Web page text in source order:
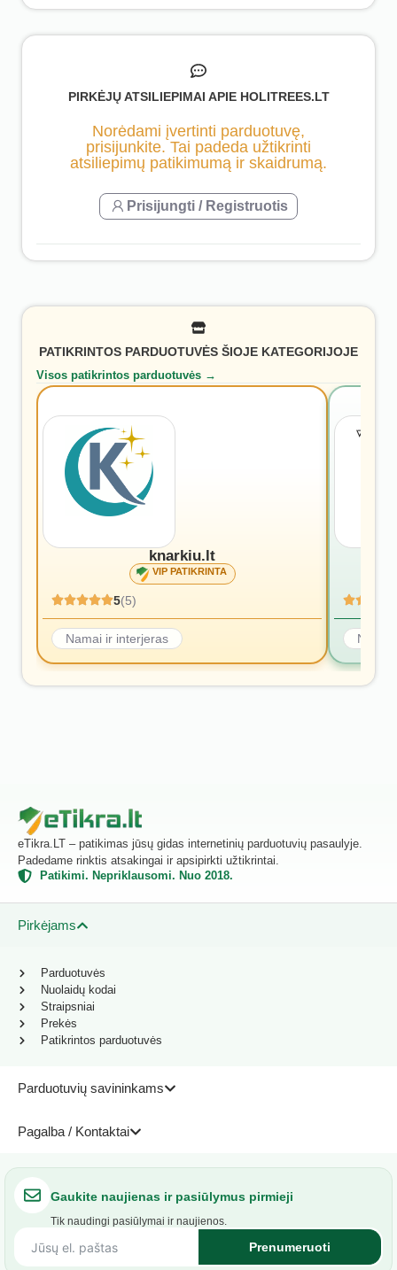
PIRKĖJŲ ATSILIEPIMAI APIE HOLITREES.LT
Norėdami įvertinti parduotuvę,
prisijunkite. Tai padeda užtikrinti
atsiliepimų patikimumą ir skaidrumą.
Prisijungti / Registruotis
PATIKRINTOS PARDUOTUVĖS ŠIOJE KATEGORIJOJE
Visos patikrintos parduotuvės →
knarkiu.lt
VIP PATIKRINTA
5(5)
Namai ir interjeras
eTikra.LT – patikimas jūsų gidas internetinių parduotuvių pasaulyje.
Padedame rinktis atsakingai ir apsipirkti užtikrintai.
Patikimi. Nepriklausomi. Nuo 2018.
Pirkėjams
Parduotuvių savininkams
Pagalba / Kontaktai
Parduotuvės
Nuolaidų kodai
Straipsniai
Prekės
Patikrintos parduotuvės
Gaukite naujienas ir pasiūlymus pirmieji
Tik naudingi pasiūlymai ir naujienos.
Prenumeruoti